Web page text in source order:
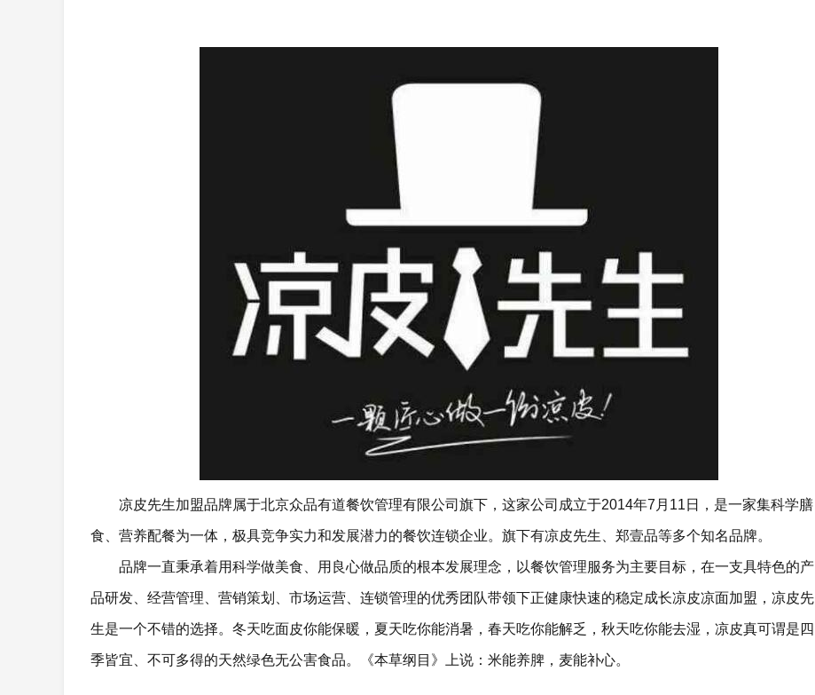
凉皮先生加盟品牌属于北京众品有道餐饮管理有限公司旗下，这家公司成立于2014年7月11日，是一家集科学膳
食、营养配餐为一体，极具竞争实力和发展潜力的餐饮连锁企业。旗下有凉皮先生、郑壹品等多个知名品牌。
品牌一直秉承着用科学做美食、用良心做品质的根本发展理念，以餐饮管理服务为主要目标，在一支具特色的产
品研发、经营管理、营销策划、市场运营、连锁管理的优秀团队带领下正健康快速的稳定成长凉皮凉面加盟，凉皮先
生是一个不错的选择。冬天吃面皮你能保暖，夏天吃你能消暑，春天吃你能解乏，秋天吃你能去湿，凉皮真可谓是四
季皆宜、不可多得的天然绿色无公害食品。《本草纲目》上说：米能养脾，麦能补心。